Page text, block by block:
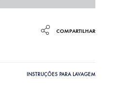
COMPARTILHAR
INSTRUÇÕES PARA LAVAGEM